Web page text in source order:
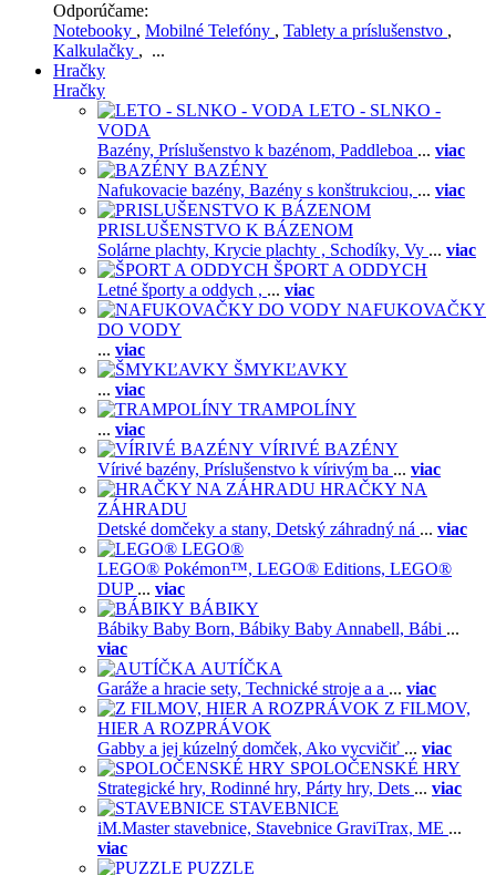
Odporúčame:
Notebooky , Mobilné Telefóny , Tablety a príslušenstvo ,
Kalkulačky , ...
Hračky
Hračky
LETO - SLNKO -
VODA
Bazény, Príslušenstvo k bazénom, Paddleboa ... viac
BAZÉNY
Nafukovacie bazény, Bazény s konštrukciou, ... viac
PRISLUŠENSTVO K BÁZENOM
Solárne plachty, Krycie plachty , Schodíky, Vy ... viac
ŠPORT A ODDYCH
Letné športy a oddych , ... viac
NAFUKOVAČKY
DO VODY
... viac
ŠMYKĽAVKY
... viac
TRAMPOLÍNY
... viac
VÍRIVÉ BAZÉNY
Vírivé bazény, Príslušenstvo k vírivým ba ... viac
HRAČKY NA
ZÁHRADU
Detské domčeky a stany, Detský záhradný ná ... viac
LEGO®
LEGO® Pokémon™, LEGO® Editions, LEGO®
DUP ... viac
BÁBIKY
Bábiky Baby Born, Bábiky Baby Annabell, Bábi ...
viac
AUTÍČKA
Garáže a hracie sety, Technické stroje a a ... viac
Z FILMOV,
HIER A ROZPRÁVOK
Gabby a jej kúzelný domček, Ako vycvičiť ... viac
SPOLOČENSKÉ HRY
Strategické hry, Rodinné hry, Párty hry, Dets ... viac
STAVEBNICE
iM.Master stavebnice, Stavebnice GraviTrax, ME ...
viac
PUZZLE